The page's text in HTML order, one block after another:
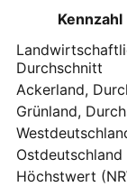
Durchschnitt
Ackerland,
Grünland,
Ostdeutschland
Höchstwert